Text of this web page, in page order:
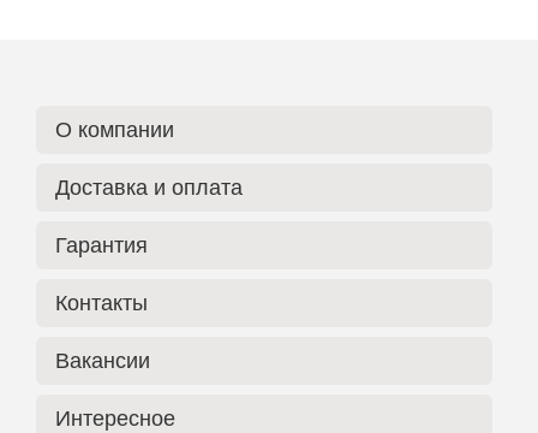
О компании
Доставка и оплата
Гарантия
Контакты
Вакансии
Интересное